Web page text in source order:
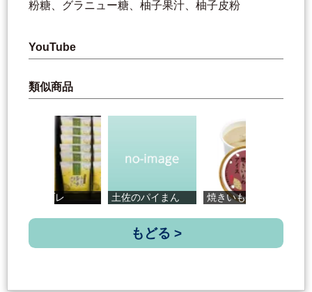
粉糖、グラニュー糖、柚子果汁、柚子皮粉
YouTube
類似商品
ゆずサブレ 土佐のパイまん 焼きいものア...
もどる >